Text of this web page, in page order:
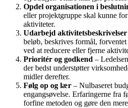
Opdel organisationen i
eller projektgruppe skal kunne
aktiviteter.
Udarbejd aktivitetsbeskrivelser
beløb, beskrives formål,
ved at reducere eller fjerne
Prioritér og godkend –
der bedst understøtter
midler derefter.
Følg op og lær – Nulbaseret
engangsøvelse. Erfaringerne fra
forfine metoden og gøre den